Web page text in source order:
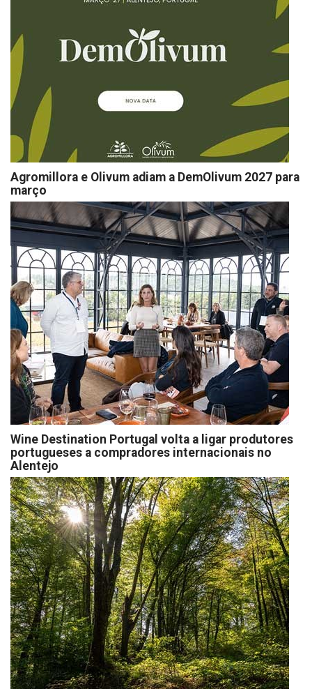
Agromillora e Olivum adiam a DemOlivum 2027 para
março
Wine Destination Portugal volta a ligar produtores
portugueses a compradores internacionais no
Alentejo